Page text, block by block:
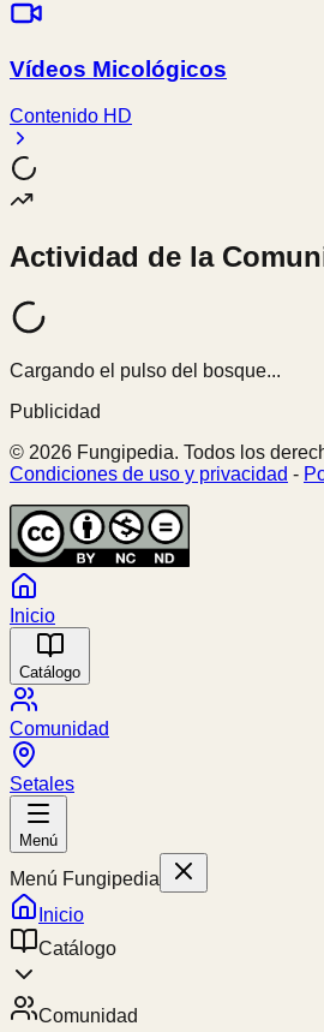
Vídeos Micológicos
Contenido HD
Actividad de la
Cargando el pulso del bosque...
Publicidad
© 2026 Fungipedia. Todos los
Condiciones de uso y privacidad -
Inicio
Catálogo
Comunidad
Setales
Menú
Menú Fungipedia
Inicio
Catálogo
Comunidad